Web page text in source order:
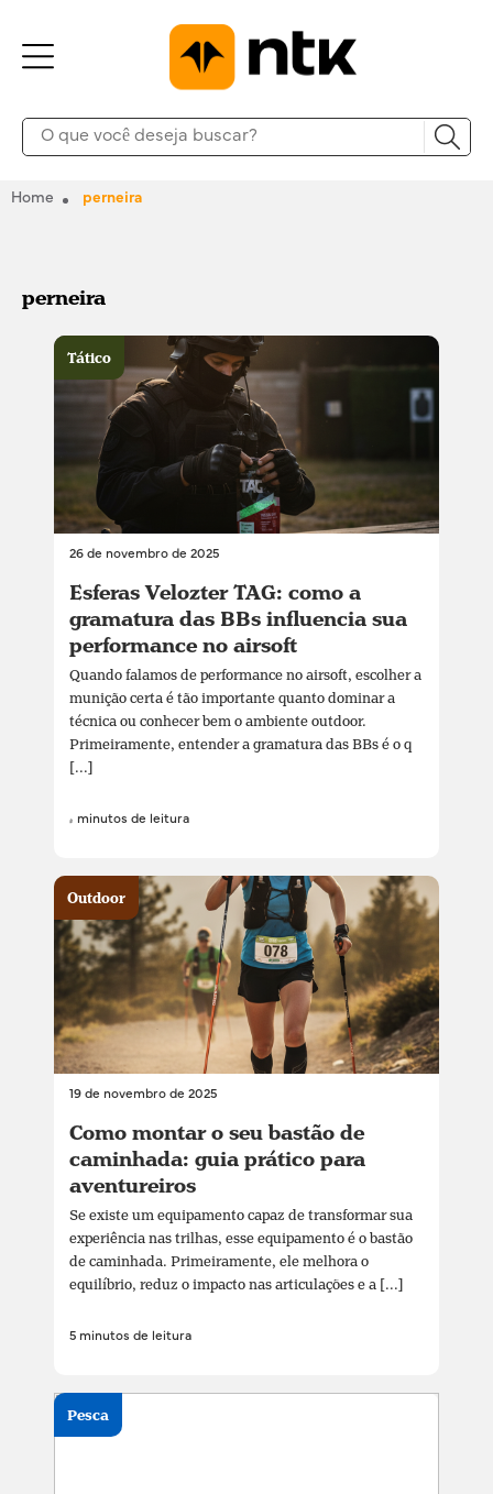
Home perneira
perneira
26 de novembro de 2025
Esferas Velozter TAG: como a
gramatura das BBs influencia sua
performance no airsoft
Quando falamos de performance no airsoft, escolher a
munição certa é tão importante quanto dominar a
técnica ou conhecer bem o ambiente outdoor.
Primeiramente, entender a gramatura das BBs é o q
[...]
4 minutos de leitura
Tático
19 de novembro de 2025
Como montar o seu bastão de
caminhada: guia prático para
aventureiros
Se existe um equipamento capaz de transformar sua
experiência nas trilhas, esse equipamento é o bastão
de caminhada. Primeiramente, ele melhora o
equilíbrio, reduz o impacto nas articulações e a [...]
5 minutos de leitura
Outdoor
Pesca